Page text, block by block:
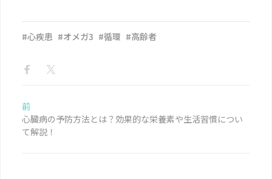
#心疾患 #オメガ3 #循環 #高齢者
前
心臓病の予防方法とは？効果的な栄養素や生活習慣につい
て解説！